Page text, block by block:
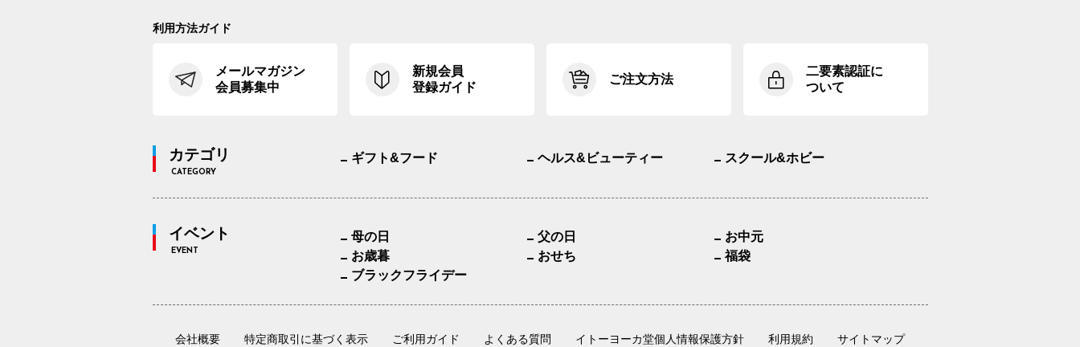
利用方法ガイド
メールマガジン
会員募集中
新規会員
登録ガイド
ご注文方法
二要素認証に
ついて
カテゴリ
CATEGORY
ギフト&フード ヘルス&ビューティー スクール&ホビー
イベント
EVENT
母の日 父の日
お中元
お歳暮
おせち
福袋
ブラックフライデー
会社概要 特定商取引に基づく表示 ご利用ガイド よくある質問 イトーヨーカ堂個人情報保護方針 利用規約 サイトマップ